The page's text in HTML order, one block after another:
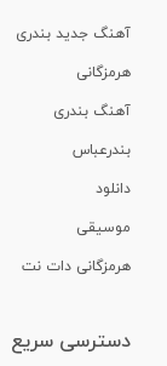
آهنگ جدید بندری
هرمزگانی
آهنگ بندری
بندرعباس
دانلود
موسیقی
هرمزگانی دات نت
دسترسی سریع